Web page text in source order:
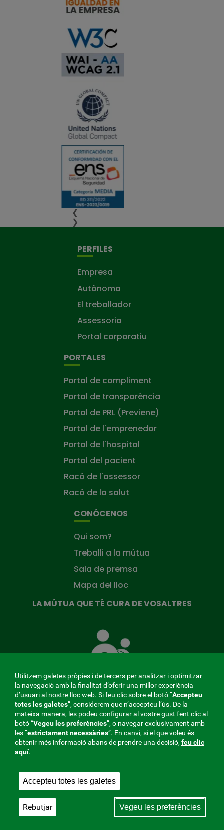
❮
❯
PERFILES
Empresa
Autònoma
El treballador
Assessoria
Portal corporatiu
PORTALES
Portal de compliment
Portal de transparència
Portal de PRL (Previene)
Portal de l'emprenedor
Portal de l'hospital
Portal del pacient
Racó de l'assessor
Racó de la salut
CONÓCENOS
Qui som?
Treballi a la mútua
Sala de premsa
Mapa del lloc
LA MÚTUA QUE TÉ CURA DE VOSALTRES
Mútua
que
de
tu
MENÚ
REDES
V20
Mútua col·laboradora amb la Seguretat Social, 275.
Fraternidad-Muprespa 2026
Utilitzem galetes pròpies i de tercers per analitzar i optimitzar
la navegació amb la finalitat d’oferir una millor experiència
d’usuari al nostre lloc web. Si feu clic sobre el botó “Accepteu
totes les galetes”, considerem que n’accepteu l’ús. De la
mateixa manera, les podeu configurar al vostre gust fent clic al
botó “Vegeu les preferències”, o navegar exclusivament amb
les “estrictamentnecessàries”. En canvi, si el que voleu és
obtenir més informació abans de prendre una decisió, feu clic
aquí.
Accepteu totes les galetes
Vegeu les preferències
Rebutjar